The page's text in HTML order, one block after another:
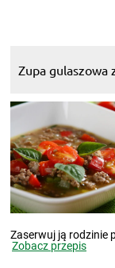
Zupa gulaszowa
Zaserwuj ją rodzinie
Zobacz przepis